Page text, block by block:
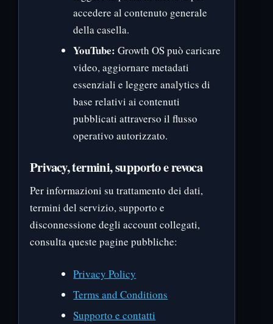
accedere al contenuto generale
della casella.
YouTube: Growth OS può caricare
video, aggiornare metadati
essenziali e leggere analytics di
base relativi ai contenuti
pubblicati attraverso il flusso
operativo autorizzato.
Privacy, termini, supporto e revoca
Per informazioni su trattamento dei dati,
termini del servizio, supporto e
disconnessione degli account collegati,
consulta queste pagine pubbliche:
Privacy Policy
Terms and Conditions
Supporto e contatti